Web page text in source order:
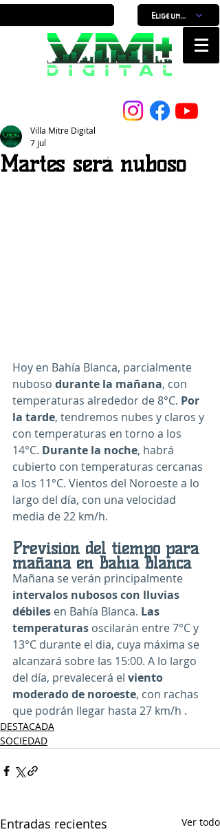
Elige un horario
Martes será nuboso
Villa Mitre Digital
7 jul
Hoy en Bahía Blanca, parcialmente
nuboso durante la mañana, con
temperaturas alrededor de 8°C. Por
la tarde, tendremos nubes y claros y
con temperaturas en torno a los
14°C. Durante la noche, habrá
cubierto con temperaturas cercanas
a los 11°C. Vientos del Noroeste a lo
largo del día, con una velocidad
media de 22 km/h.
Previsión del tiempo para
mañana en Bahía Blanca
Mañana se verán principalmente
intervalos nubosos con lluvias
débiles en Bahía Blanca. Las
temperaturas oscilarán entre 7°C y
13°C durante el dia, cuya máxima se
alcanzará sobre las 15:00. A lo largo
del día, prevalecerá el viento
moderado de noroeste, con rachas
que podrán llegar hasta 27 km/h .
DESTACADA
SOCIEDAD
Entradas recientes Ver todo